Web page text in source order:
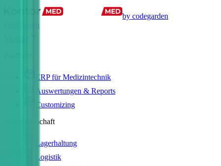
by codegarden
Funktionen
ERP für Medizintechnik
Auswertungen & Reports
Customizing
Warenwirtschaft
Lagerhaltung
Logistik